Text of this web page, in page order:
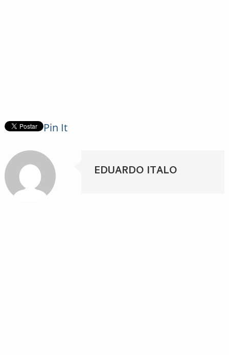
Pin It
EDUARDO ITALO